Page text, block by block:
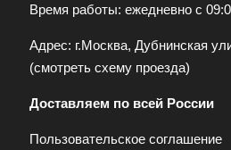
Время работы: ежедневно с
Адрес: г.Москва, Дубнинская
(смотреть схему проезда)
Доставляем по всей России
Пользовательское соглашение